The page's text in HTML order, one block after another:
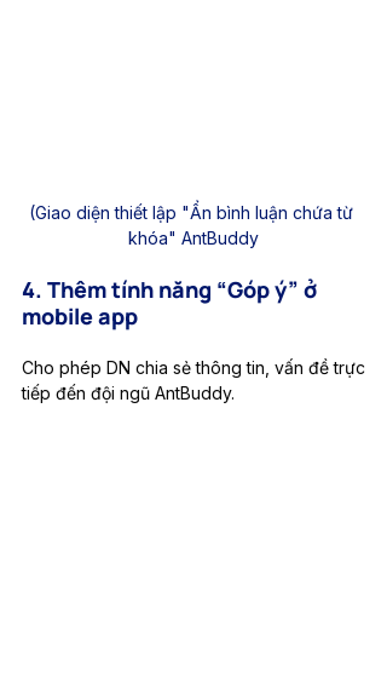
(Giao diện thiết lập "Ẩn bình luận chứa từ
khóa" AntBuddy
4. Thêm tính năng “Góp ý” ở
mobile app
Cho phép DN chia sẻ thông tin, vấn đề trực
tiếp đến đội ngũ AntBuddy.